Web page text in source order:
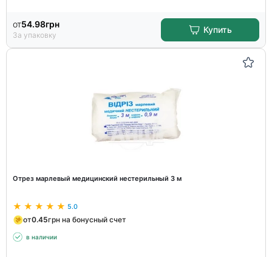
от54.98грн
За упаковку
Купить
Отрез марлевый медицинский нестерильный 3 м
5.0
от0.45грн на бонусный счет
в наличии